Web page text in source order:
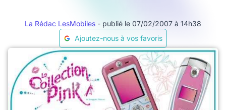
La Rédac LesMobiles - publié le 07/02/2007 à 14h38
Ajoutez-nous à vos favoris